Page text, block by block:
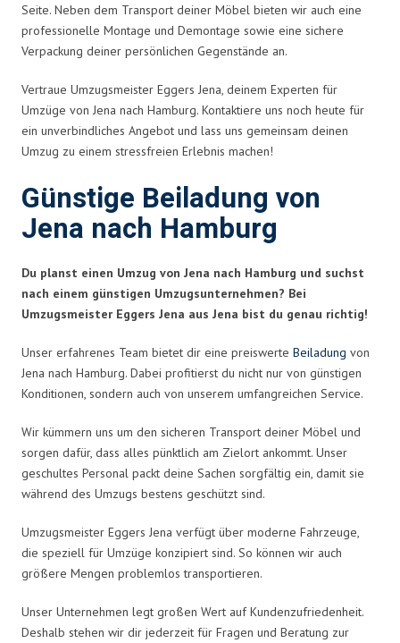
Seite. Neben dem Transport deiner Möbel bieten wir auch eine
professionelle Montage und Demontage sowie eine sichere
Verpackung deiner persönlichen Gegenstände an.
Vertraue Umzugsmeister Eggers Jena, deinem Experten für
Umzüge von Jena nach Hamburg. Kontaktiere uns noch heute für
ein unverbindliches Angebot und lass uns gemeinsam deinen
Umzug zu einem stressfreien Erlebnis machen!
Günstige Beiladung von
Jena nach Hamburg
Du planst einen Umzug von Jena nach Hamburg und suchst
nach einem günstigen Umzugsunternehmen? Bei
Umzugsmeister Eggers Jena aus Jena bist du genau richtig!
Unser erfahrenes Team bietet dir eine preiswerte Beiladung von
Jena nach Hamburg. Dabei profitierst du nicht nur von günstigen
Konditionen, sondern auch von unserem umfangreichen Service.
Wir kümmern uns um den sicheren Transport deiner Möbel und
sorgen dafür, dass alles pünktlich am Zielort ankommt. Unser
geschultes Personal packt deine Sachen sorgfältig ein, damit sie
während des Umzugs bestens geschützt sind.
Umzugsmeister Eggers Jena verfügt über moderne Fahrzeuge,
die speziell für Umzüge konzipiert sind. So können wir auch
größere Mengen problemlos transportieren.
Unser Unternehmen legt großen Wert auf Kundenzufriedenheit.
Deshalb stehen wir dir jederzeit für Fragen und Beratung zur